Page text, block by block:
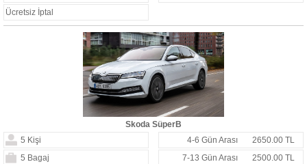
Ücretsiz İptal
Skoda SüperB
5 Kişi
4-6 Gün Arası
2650.00 TL
5 Bagaj
7-13 Gün Arası
2500.00 TL